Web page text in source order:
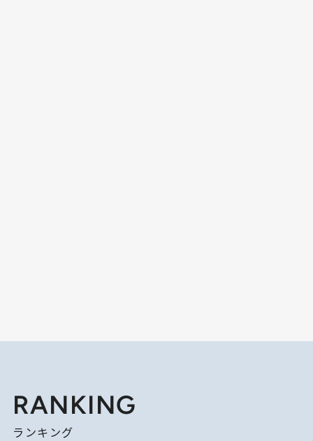
RANKING
ランキング